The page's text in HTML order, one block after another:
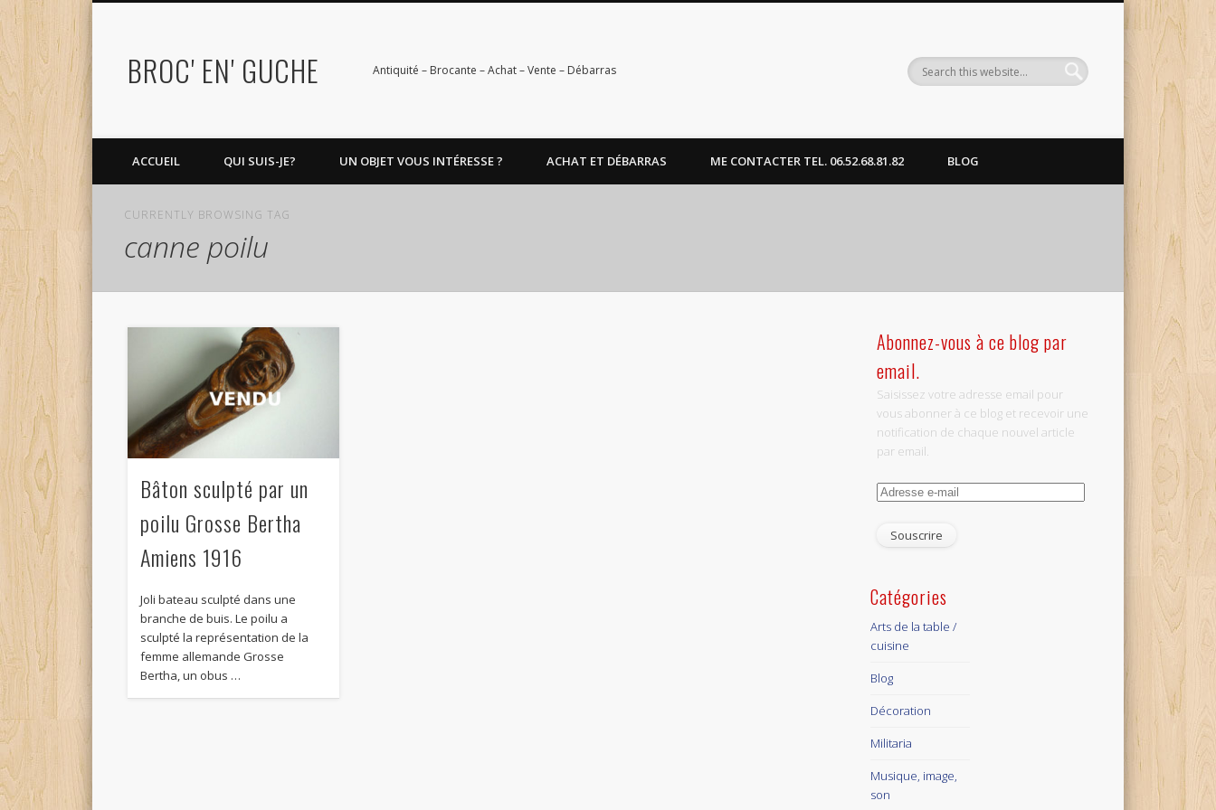
BROC' EN' GUCHE Antiquité – Brocante – Achat – Vente – Débarras
ACCUEIL QUI SUIS-JE? UN OBJET VOUS INTÉRESSE ? ACHAT ET DÉBARRAS ME CONTACTER TEL. 06.52.68.81.82 BLOG
CURRENTLY BROWSING TAG
canne poilu
Bâton sculpté par un
poilu Grosse Bertha
Amiens 1916
Joli bateau sculpté dans une
branche de buis. Le poilu a
sculpté la représentation de la
femme allemande Grosse
Bertha, un obus …
Abonnez-vous à ce blog par
email.
Saisissez votre adresse email pour
vous abonner à ce blog et recevoir une
notification de chaque nouvel article
par email.
Adresse
mail
Catégories
Arts de la table /
cuisine
Blog
Décoration
Militaria
Musique, image,
son